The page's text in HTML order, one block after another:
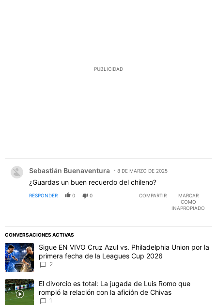
PUBLICIDAD
Sebastián Buenaventura 8 DE MARZO DE 2025
¿Guardas un buen recuerdo del chileno?
RESPONDER 0 0 COMPARTIR
MARCAR
COMO
INAPROPIADO
CONVERSACIONES ACTIVAS
Este listado muestra los artículos con más comentarios en los
Un artículo de tendencia con el título "Sigue EN VIVO Cruz Azul
Sigue EN VIVO Cruz Azul vs. Philadelphia Union por la
primera fecha de la Leagues Cup 2026
2
Un artículo de tendencia con el título "El divorcio es total: La
El divorcio es total: La jugada de Luis Romo que
rompió la relación con la afición de Chivas
1